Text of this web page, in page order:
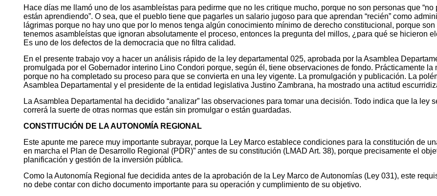
Hace días me llamó uno de los asambleístas para pedirme que no les critique mucho, porque no son personas que
están aprendiendo”. O sea, que el pueblo tiene que pagarles un salario jugoso para que aprendan “recién” como
lágrimas porque no hay uno que por lo menos tenga algún conocimiento mínimo de derecho constitucional, porque
tenemos asambleístas que ignoran absolutamente el proceso, entonces la pregunta del millos, ¿para qué se hicieron
Es uno de los defectos de la democracia que no filtra calidad.
En el presente trabajo voy a hacer un análisis rápido de la ley departamental 025, aprobada por la Asamblea
promulgada por el Gobernador interino Lino Condori porque, según él, tiene observaciones de fondo. Prácticamente
porque no ha completado su proceso para que se convierta en una ley vigente. La promulgación y publicación. La
Asamblea Departamental y el presidente de la entidad legislativa Justino Zambrana, ha mostrado una actitud
La Asamblea Departamental ha decidido “analizar” las observaciones para tomar una decisión. Todo indica que la ley
correrá la suerte de otras normas que están sin promulgar o están guardadas.
CONSTITUCIÓN DE LA AUTONOMÍA REGIONAL
Este apunte me parece muy importante subrayar, porque la Ley Marco establece condiciones para la constitución de
en marcha el Plan de Desarrollo Regional (PDR)” antes de su constitución (LMAD Art. 38), porque precisamente el
planificación y gestión de la inversión pública.
Como la Autonomía Regional fue decidida antes de la aprobación de la Ley Marco de Autonomías (Ley 031), este
no debe contar con dicho documento importante para su operación y cumplimiento de su objetivo.